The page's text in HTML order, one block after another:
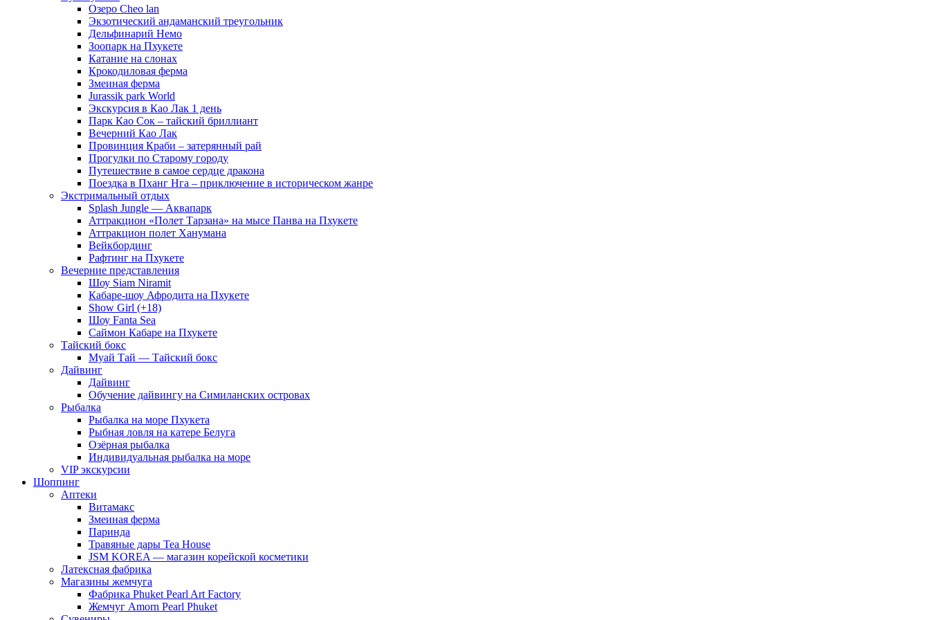
Озеро Cheo lan
Экзотический андаманский треугольник
Дельфинарий Немо
Зоопарк на Пхукете
Катание на слонах
Крокодиловая ферма
Змеиная ферма
Jurassik park World
Экскурсия в Као Лак 1 день
Парк Као Сок – тайский бриллиант
Вечерний Као Лак
Провинция Краби – затерянный рай
Прогулки по Старому городу
Путешествие в самое сердце дракона
Поездка в Пханг Нга – приключение в историческом жанре
Экстримальный отдых
Splash Jungle — Аквапарк
Аттракцион «Полет Тарзана» на мысе Панва на Пхукете
Аттракцион полет Ханумана
Вейкбординг
Рафтинг на Пхукете
Вечерние представления
Шоу Siam Niramit
Кабаре-шоу Афродита на Пхукете
Show Girl (+18)
Шоу Fanta Sea
Саймон Кабаре на Пхукете
Тайский бокс
Муай Тай — Тайский бокс
Дайвинг
Дайвинг
Обучение дайвингу на Симиланских островах
Рыбалка
Рыбалка на море Пхукета
Рыбная ловля на катере Белуга
Озёрная рыбалка
Индивидуальная рыбалка на море
VIP экскурсии
Шоппинг
Аптеки
Витамакс
Змеиная ферма
Паринда
Травяные дары Tea House
JSM KOREA — магазин корейской косметики
Латексная фабрика
Магазины жемчуга
Фабрика Phuket Pearl Art Factory
Жемчуг Amorn Pearl Phuket